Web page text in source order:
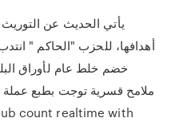
يأتي الحديث عن التوريث
أهدافها، للحزب "الحاكم "
خضم خلط عام لأوراق
ملامح قسرية توجت بطبع عملة